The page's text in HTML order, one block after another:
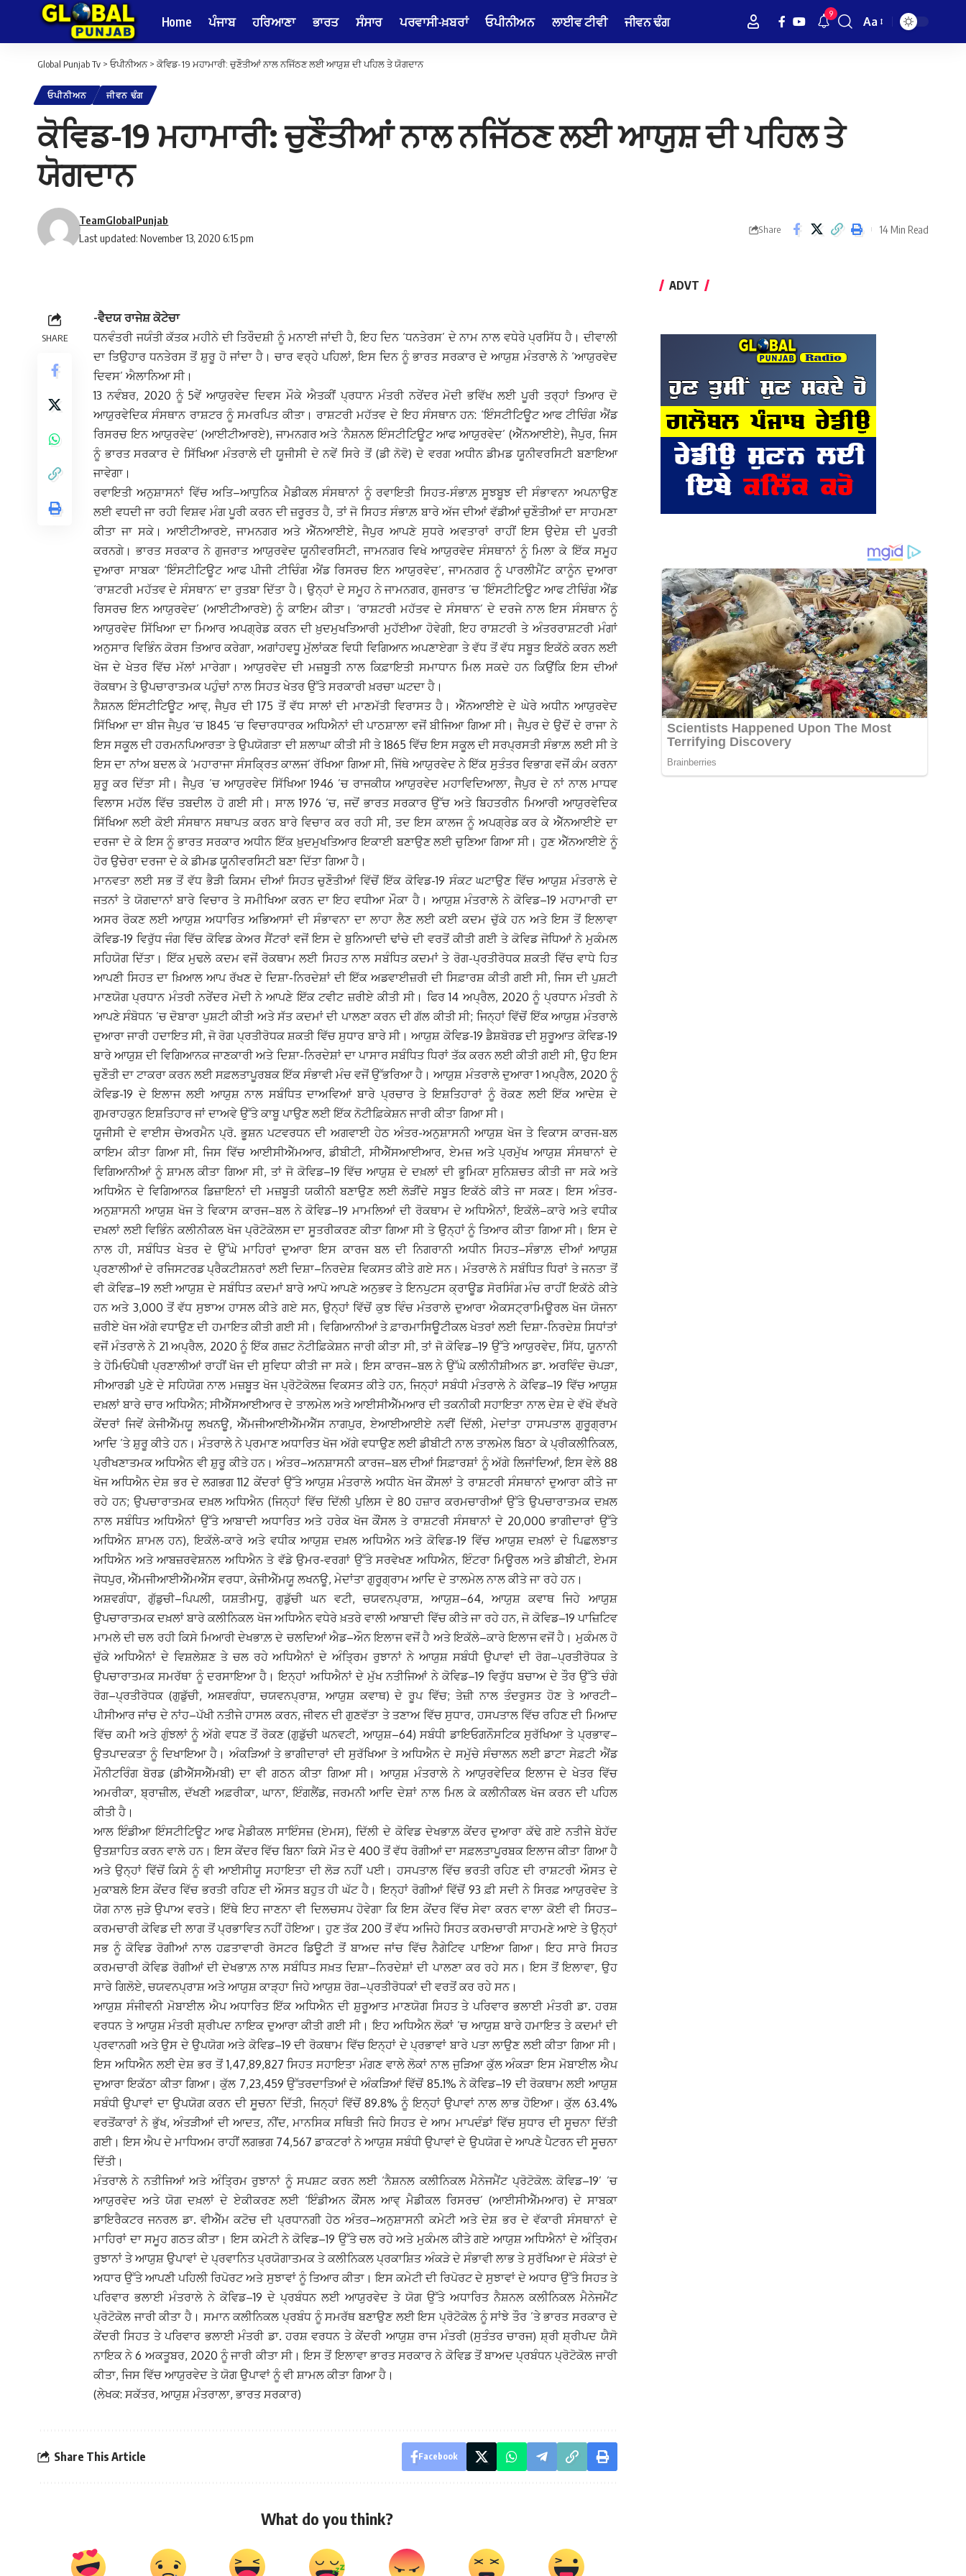
Home ਪੰਜਾਬ ਹਰਿਆਣਾ ਭਾਰਤ ਸੰਸਾਰ ਪਰਵਾਸੀ-ਖ਼ਬਰਾਂ ਓਪੀਨੀਅਨ ਲਾਈਵ ਟੀਵੀ ਜੀਵਨ ਢੰਗ 9
Font
Aa
Global Punjab Tv > ਓਪੀਨੀਅਨ> ਕੋਵਿਡ-19 ਮਹਾਮਾਰੀ: ਚੁਣੌਤੀਆਂ ਨਾਲ ਨਜਿੱਠਣ ਲਈ ਆਯੁਸ਼ ਦੀ ਪਹਿਲ ਤੇ ਯੋਗਦਾਨ
ਓਪੀਨੀਅਨ ਜੀਵਨ ਢੰਗ
ਕੋਵਿਡ-19 ਮਹਾਮਾਰੀ: ਚੁਣੌਤੀਆਂ ਨਾਲ ਨਜਿੱਠਣ ਲਈ ਆਯੁਸ਼ ਦੀ ਪਹਿਲ ਤੇ
ਯੋਗਦਾਨ
Last updated: November 13, 2020 6:15 pm
TeamGlobalPunjab
Share 14 Min Read
SHARE
-ਵੈਦਯ ਰਾਜੇਸ਼ ਕੋਟੇਚਾ
ਧਨਵੰਤਰੀ ਜਯੰਤੀ ਕੱਤਕ ਮਹੀਨੇ ਦੀ ਤਿਰੌਦਸ਼ੀ ਨੂੰ ਮਨਾਈ ਜਾਂਦੀ ਹੈ, ਇਹ ਦਿਨ ‘ਧਨਤੇਰਸ’ ਦੇ ਨਾਮ ਨਾਲ ਵਧੇਰੇ ਪ੍ਰਸਿੱਧ ਹੈ। ਦੀਵਾਲੀ
ਦਾ ਤਿਉਹਾਰ ਧਨਤੇਰਸ ਤੋਂ ਸ਼ੁਰੂ ਹੋ ਜਾਂਦਾ ਹੈ। ਚਾਰ ਵਰ੍ਹੇ ਪਹਿਲਾਂ, ਇਸ ਦਿਨ ਨੂੰ ਭਾਰਤ ਸਰਕਾਰ ਦੇ ਆਯੁਸ਼ ਮੰਤਰਾਲੇ ਨੇ ‘ਆਯੁਰਵੇਦ
ਦਿਵਸ’ ਐਲਾਨਿਆ ਸੀ।
13 ਨਵੰਬਰ, 2020 ਨੂੰ 5ਵੇਂ ਆਯੁਰਵੇਦ ਦਿਵਸ ਮੌਕੇ ਐਤਕੀਂ ਪ੍ਰਧਾਨ ਮੰਤਰੀ ਨਰੇਂਦਰ ਮੋਦੀ ਭਵਿੱਖ ਲਈ ਪੂਰੀ ਤਰ੍ਹਾਂ ਤਿਆਰ ਦੋ
ਆਯੁਰਵੇਦਿਕ ਸੰਸਥਾਨ ਰਾਸ਼ਟਰ ਨੂੰ ਸਮਰਪਿਤ ਕੀਤਾ। ਰਾਸ਼ਟਰੀ ਮਹੱਤਵ ਦੇ ਇਹ ਸੰਸਥਾਨ ਹਨ: ‘ਇੰਸਟੀਟਿਊਟ ਆਫ ਟੀਚਿੰਗ ਐਂਡ
ਰਿਸਰਚ ਇਨ ਆਯੁਰਵੇਦ’ (ਆਈਟੀਆਰਏ), ਜਾਮਨਗਰ ਅਤੇ ‘ਨੈਸ਼ਨਲ ਇੰਸਟੀਟਿਊਟ ਆਫ ਆਯੁਰਵੇਦ’ (ਐੱਨਆਈਏ), ਜੈਪੁਰ, ਜਿਸ
ਨੂੰ ਭਾਰਤ ਸਰਕਾਰ ਦੇ ਸਿੱਖਿਆ ਮੰਤਰਾਲੇ ਦੀ ਯੂਜੀਸੀ ਦੇ ਨਵੇਂ ਸਿਰੇ ਤੋਂ (ਡੀ ਨੋਵੋ) ਦੇ ਵਰਗ ਅਧੀਨ ਡੀਮਡ ਯੂਨੀਵਰਸਿਟੀ ਬਣਾਇਆ
ਜਾਵੇਗਾ।
ਰਵਾਇਤੀ ਅਨੁਸ਼ਾਸਨਾਂ ਵਿੱਚ ਅਤਿ–ਆਧੁਨਿਕ ਮੈਡੀਕਲ ਸੰਸਥਾਨਾਂ ਨੂੰ ਰਵਾਇਤੀ ਸਿਹਤ-ਸੰਭਾਲ਼ ਸੂਝਬੂਝ ਦੀ ਸੰਭਾਵਨਾ ਅਪਨਾਉਣ
ਲਈ ਵਧਦੀ ਜਾ ਰਹੀ ਵਿਸ਼ਵ ਮੰਗ ਪੂਰੀ ਕਰਨ ਦੀ ਜ਼ਰੂਰਤ ਹੈ, ਤਾਂ ਜੋ ਸਿਹਤ ਸੰਭਾਲ਼ ਬਾਰੇ ਅੱਜ ਦੀਆਂ ਵੱਡੀਆਂ ਚੁਣੌਤੀਆਂ ਦਾ ਸਾਹਮਣਾ
ਕੀਤਾ ਜਾ ਸਕੇ। ਆਈਟੀਆਰਏ, ਜਾਮਨਗਰ ਅਤੇ ਐੱਨਆਈਏ, ਜੈਪੁਰ ਆਪਣੇ ਸੁਧਰੇ ਅਵਤਾਰਾਂ ਰਾਹੀਂ ਇਸ ਉਦੇਸ਼ ਦੀ ਪੂਰਤੀ
ਕਰਨਗੇ। ਭਾਰਤ ਸਰਕਾਰ ਨੇ ਗੁਜਰਾਤ ਆਯੁਰਵੇਦ ਯੂਨੀਵਰਸਿਟੀ, ਜਾਮਨਗਰ ਵਿਖੇ ਆਯੁਰਵੇਦ ਸੰਸਥਾਨਾਂ ਨੂੰ ਮਿਲਾ ਕੇ ਇੱਕ ਸਮੂਹ
ਦੁਆਰਾ ਸਾਬਕਾ ‘ਇੰਸਟੀਟਿਊਟ ਆਫ ਪੀਜੀ ਟੀਚਿੰਗ ਐਂਡ ਰਿਸਰਚ ਇਨ ਆਯੁਰਵੇਦ’, ਜਾਮਨਗਰ ਨੂੰ ਪਾਰਲੀਮੈਂਟ ਕਾਨੂੰਨ ਦੁਆਰਾ
‘ਰਾਸ਼ਟਰੀ ਮਹੱਤਵ ਦੇ ਸੰਸਥਾਨ’ ਦਾ ਰੁਤਬਾ ਦਿੱਤਾ ਹੈ। ਉਨ੍ਹਾਂ ਦੇ ਸਮੂਹ ਨੇ ਜਾਮਨਗਰ, ਗੁਜਰਾਤ ’ਚ ‘ਇੰਸਟੀਟਿਊਟ ਆਫ ਟੀਚਿੰਗ ਐਂਡ
ਰਿਸਰਚ ਇਨ ਆਯੁਰਵੇਦ’ (ਆਈਟੀਆਰਏ) ਨੂੰ ਕਾਇਮ ਕੀਤਾ। ‘ਰਾਸ਼ਟਰੀ ਮਹੱਤਵ ਦੇ ਸੰਸਥਾਨ’ ਦੇ ਦਰਜੇ ਨਾਲ ਇਸ ਸੰਸਥਾਨ ਨੂੰ
ਆਯੁਰਵੇਦ ਸਿੱਖਿਆ ਦਾ ਮਿਆਰ ਅਪਗ੍ਰੇਡ ਕਰਨ ਦੀ ਖ਼ੁਦਮੁਖਤਿਆਰੀ ਮੁਹੱਈਆ ਹੋਵੇਗੀ, ਇਹ ਰਾਸ਼ਟਰੀ ਤੇ ਅੰਤਰਰਾਸ਼ਟਰੀ ਮੰਗਾਂ
ਅਨੁਸਾਰ ਵਿਭਿੰਨ ਕੋਰਸ ਤਿਆਰ ਕਰੇਗਾ, ਅਗਾਂਹਵਧੂ ਮੁੱਲਾਂਕਣ ਵਿਧੀ ਵਿਗਿਆਨ ਅਪਣਾਏਗਾ ਤੇ ਵੱਧ ਤੋਂ ਵੱਧ ਸਬੂਤ ਇਕੱਠੇ ਕਰਨ ਲਈ
ਖੋਜ ਦੇ ਖੇਤਰ ਵਿੱਚ ਮੱਲਾਂ ਮਾਰੇਗਾ। ਆਯੁਰਵੇਦ ਦੀ ਮਜ਼ਬੂਤੀ ਨਾਲ ਕਿਫ਼ਾਇਤੀ ਸਮਾਧਾਨ ਮਿਲ ਸਕਦੇ ਹਨ ਕਿਉਂਕਿ ਇਸ ਦੀਆਂ
ਰੋਕਥਾਮ ਤੇ ਉਪਚਾਰਾਤਮਕ ਪਹੁੰਚਾਂ ਨਾਲ ਸਿਹਤ ਖੇਤਰ ਉੱਤੇ ਸਰਕਾਰੀ ਖ਼ਰਚਾ ਘਟਦਾ ਹੈ।
ਨੈਸ਼ਨਲ ਇੰਸਟੀਟਿਊਟ ਆਵ੍, ਜੈਪੁਰ ਦੀ 175 ਤੋਂ ਵੱਧ ਸਾਲਾਂ ਦੀ ਮਾਣਮੱਤੀ ਵਿਰਾਸਤ ਹੈ। ਐੱਨਆਈਏ ਦੇ ਘੇਰੇ ਅਧੀਨ ਆਯੁਰਵੇਦ
ਸਿੱਖਿਆ ਦਾ ਬੀਜ ਜੈਪੁਰ ’ਚ 1845 ’ਚ ਵਿਚਾਰਧਾਰਕ ਅਧਿਐਨਾਂ ਦੀ ਪਾਠਸ਼ਾਲਾ ਵਜੋਂ ਬੀਜਿਆ ਗਿਆ ਸੀ। ਜੈਪੁਰ ਦੇ ਉਦੋਂ ਦੇ ਰਾਜਾ ਨੇ
ਇਸ ਸਕੂਲ ਦੀ ਹਰਮਨਪਿਆਰਤਾ ਤੇ ਉਪਯੋਗਤਾ ਦੀ ਸ਼ਲਾਘਾ ਕੀਤੀ ਸੀ ਤੇ 1865 ਵਿੱਚ ਇਸ ਸਕੂਲ ਦੀ ਸਰਪ੍ਰਸਤੀ ਸੰਭਾਲ਼ ਲਈ ਸੀ ਤੇ
ਇਸ ਦਾ ਨਾਂਅ ਬਦਲ ਕੇ ‘ਮਹਾਰਾਜਾ ਸੰਸਕ੍ਰਿਤ ਕਾਲਜ’ ਰੱਖਿਆ ਗਿਆ ਸੀ, ਜਿੱਥੇ ਆਯੁਰਵੇਦ ਨੇ ਇੱਕ ਸੁਤੰਤਰ ਵਿਭਾਗ ਵਜੋਂ ਕੰਮ ਕਰਨਾ
ਸ਼ੁਰੂ ਕਰ ਦਿੱਤਾ ਸੀ। ਜੈਪੁਰ ’ਚ ਆਯੁਰਵੇਦ ਸਿੱਖਿਆ 1946 ’ਚ ਰਾਜਕੀਯ ਆਯੁਰਵੇਦ ਮਹਾਵਿਦਿਆਲਾ, ਜੈਪੁਰ ਦੇ ਨਾਂ ਨਾਲ ਮਾਧਵ
ਵਿਲਾਸ ਮਹੱਲ ਵਿੱਚ ਤਬਦੀਲ ਹੋ ਗਈ ਸੀ। ਸਾਲ 1976 ’ਚ, ਜਦੋਂ ਭਾਰਤ ਸਰਕਾਰ ਉੱਚ ਅਤੇ ਬਿਹਤਰੀਨ ਮਿਆਰੀ ਆਯੁਰਵੇਦਿਕ
ਸਿੱਖਿਆ ਲਈ ਕੋਈ ਸੰਸਥਾਨ ਸਥਾਪਤ ਕਰਨ ਬਾਰੇ ਵਿਚਾਰ ਕਰ ਰਹੀ ਸੀ, ਤਦ ਇਸ ਕਾਲਜ ਨੂੰ ਅਪਗ੍ਰੇਡ ਕਰ ਕੇ ਐੱਨਆਈਏ ਦਾ
ਦਰਜਾ ਦੇ ਕੇ ਇਸ ਨੂੰ ਭਾਰਤ ਸਰਕਾਰ ਅਧੀਨ ਇੱਕ ਖ਼ੁਦਮੁਖਤਿਆਰ ਇਕਾਈ ਬਣਾਉਣ ਲਈ ਚੁਣਿਆ ਗਿਆ ਸੀ। ਹੁਣ ਐੱਨਆਈਏ ਨੂੰ
ਹੋਰ ਉਚੇਰਾ ਦਰਜਾ ਦੇ ਕੇ ਡੀਮਡ ਯੂਨੀਵਰਸਿਟੀ ਬਣਾ ਦਿੱਤਾ ਗਿਆ ਹੈ।
ਮਾਨਵਤਾ ਲਈ ਸਭ ਤੋਂ ਵੱਧ ਭੈੜੀ ਕਿਸਮ ਦੀਆਂ ਸਿਹਤ ਚੁਣੌਤੀਆਂ ਵਿੱਚੋਂ ਇੱਕ ਕੋਵਿਡ-19 ਸੰਕਟ ਘਟਾਉਣ ਵਿੱਚ ਆਯੁਸ਼ ਮੰਤਰਾਲੇ ਦੇ
ਜਤਨਾਂ ਤੇ ਯੋਗਦਾਨਾਂ ਬਾਰੇ ਵਿਚਾਰ ਤੇ ਸਮੀਖਿਆ ਕਰਨ ਦਾ ਇਹ ਵਧੀਆ ਮੌਕਾ ਹੈ। ਆਯੁਸ਼ ਮੰਤਰਾਲੇ ਨੇ ਕੋਵਿਡ–19 ਮਹਾਮਾਰੀ ਦਾ
ਅਸਰ ਰੋਕਣ ਲਈ ਆਯੁਸ਼ ਅਧਾਰਿਤ ਅਭਿਆਸਾਂ ਦੀ ਸੰਭਾਵਨਾ ਦਾ ਲਾਹਾ ਲੈਣ ਲਈ ਕਈ ਕਦਮ ਚੁੱਕੇ ਹਨ ਅਤੇ ਇਸ ਤੋਂ ਇਲਾਵਾ
ਕੋਵਿਡ-19 ਵਿਰੁੱਧ ਜੰਗ ਵਿੱਚ ਕੋਵਿਡ ਕੇਅਰ ਸੈਂਟਰਾਂ ਵਜੋਂ ਇਸ ਦੇ ਬੁਨਿਆਦੀ ਢਾਂਚੇ ਦੀ ਵਰਤੋਂ ਕੀਤੀ ਗਈ ਤੇ ਕੋਵਿਡ ਜੋਧਿਆਂ ਨੇ ਮੁਕੰਮਲ
ਸਹਿਯੋਗ ਦਿੱਤਾ। ਇੱਕ ਮੁਢਲੇ ਕਦਮ ਵਜੋਂ ਰੋਕਥਾਮ ਲਈ ਸਿਹਤ ਨਾਲ ਸਬੰਧਿਤ ਕਦਮਾਂ ਤੇ ਰੋਗ-ਪ੍ਰਤੀਰੋਧਕ ਸ਼ਕਤੀ ਵਿੱਚ ਵਾਧੇ ਹਿਤ
ਆਪਣੀ ਸਿਹਤ ਦਾ ਖ਼ਿਆਲ ਆਪ ਰੱਖਣ ਦੇ ਦਿਸ਼ਾ-ਨਿਰਦੇਸ਼ਾਂ ਦੀ ਇੱਕ ਅਡਵਾਈਜ਼ਰੀ ਦੀ ਸਿਫ਼ਾਰਸ਼ ਕੀਤੀ ਗਈ ਸੀ, ਜਿਸ ਦੀ ਪੁਸ਼ਟੀ
ਮਾਣਯੋਗ ਪ੍ਰਧਾਨ ਮੰਤਰੀ ਨਰੇਂਦਰ ਮੋਦੀ ਨੇ ਆਪਣੇ ਇੱਕ ਟਵੀਟ ਜ਼ਰੀਏ ਕੀਤੀ ਸੀ। ਫਿਰ 14 ਅਪ੍ਰੈਲ, 2020 ਨੂੰ ਪ੍ਰਧਾਨ ਮੰਤਰੀ ਨੇ
ਆਪਣੇ ਸੰਬੋਧਨ ’ਚ ਦੋਬਾਰਾ ਪੁਸ਼ਟੀ ਕੀਤੀ ਅਤੇ ਸੱਤ ਕਦਮਾਂ ਦੀ ਪਾਲਣਾ ਕਰਨ ਦੀ ਗੱਲ ਕੀਤੀ ਸੀ; ਜਿਨ੍ਹਾਂ ਵਿੱਚੋਂ ਇੱਕ ਆਯੁਸ਼ ਮੰਤਰਾਲੇ
ਦੁਆਰਾ ਜਾਰੀ ਹਦਾਇਤ ਸੀ, ਜੋ ਰੋਗ ਪ੍ਰਤੀਰੋਧਕ ਸ਼ਕਤੀ ਵਿੱਚ ਸੁਧਾਰ ਬਾਰੇ ਸੀ। ਆਯੁਸ਼ ਕੋਵਿਡ-19 ਡੈਸ਼ਬੋਰਡ ਦੀ ਸੁਰੂਆਤ ਕੋਵਿਡ-19
ਬਾਰੇ ਆਯੁਸ਼ ਦੀ ਵਿਗਿਆਨਕ ਜਾਣਕਾਰੀ ਅਤੇ ਦਿਸ਼ਾ-ਨਿਰਦੇਸ਼ਾਂ ਦਾ ਪਾਸਾਰ ਸਬੰਧਿਤ ਧਿਰਾਂ ਤੱਕ ਕਰਨ ਲਈ ਕੀਤੀ ਗਈ ਸੀ, ਉਹ ਇਸ
ਚੁਣੌਤੀ ਦਾ ਟਾਕਰਾ ਕਰਨ ਲਈ ਸਫ਼ਲਤਾਪੂਰਬਕ ਇੱਕ ਸੰਭਾਵੀ ਮੰਚ ਵਜੋਂ ਉੱਭਰਿਆ ਹੈ। ਆਯੁਸ਼ ਮੰਤਰਾਲੇ ਦੁਆਰਾ 1 ਅਪ੍ਰੈਲ, 2020 ਨੂੰ
ਕੋਵਿਡ-19 ਦੇ ਇਲਾਜ ਲਈ ਆਯੁਸ਼ ਨਾਲ ਸਬੰਧਿਤ ਦਾਅਵਿਆਂ ਬਾਰੇ ਪ੍ਰਚਾਰ ਤੇ ਇਸ਼ਤਿਹਾਰਾਂ ਨੂੰ ਰੋਕਣ ਲਈ ਇੱਕ ਆਦੇਸ਼ ਦੇ
ਗੁਮਰਾਹਕੁਨ ਇਸ਼ਤਿਹਾਰ ਜਾਂ ਦਾਅਵੇ ਉੱਤੇ ਕਾਬੂ ਪਾਉਣ ਲਈ ਇੱਕ ਨੋਟੀਫ਼ਿਕੇਸ਼ਨ ਜਾਰੀ ਕੀਤਾ ਗਿਆ ਸੀ।
ਯੂਜੀਸੀ ਦੇ ਵਾਈਸ ਚੇਅਰਮੈਨ ਪ੍ਰੋ. ਭੂਸ਼ਨ ਪਟਵਰਧਨ ਦੀ ਅਗਵਾਈ ਹੇਠ ਅੰਤਰ-ਅਨੁਸ਼ਾਸਨੀ ਆਯੁਸ਼ ਖੋਜ ਤੇ ਵਿਕਾਸ ਕਾਰਜ-ਬਲ
ਕਾਇਮ ਕੀਤਾ ਗਿਆ ਸੀ, ਜਿਸ ਵਿੱਚ ਆਈਸੀਐੱਮਆਰ, ਡੀਬੀਟੀ, ਸੀਐੱਸਆਈਆਰ, ਏਮਜ਼ ਅਤੇ ਪ੍ਰਮੁੱਖ ਆਯੁਸ਼ ਸੰਸਥਾਨਾਂ ਦੇ
ਵਿਗਿਆਨੀਆਂ ਨੂੰ ਸ਼ਾਮਲ ਕੀਤਾ ਗਿਆ ਸੀ, ਤਾਂ ਜੋ ਕੋਵਿਡ–19 ਵਿੱਚ ਆਯੁਸ਼ ਦੇ ਦਖ਼ਲਾਂ ਦੀ ਭੂਮਿਕਾ ਸੁਨਿਸ਼ਚਤ ਕੀਤੀ ਜਾ ਸਕੇ ਅਤੇ
ਅਧਿਐਨ ਦੇ ਵਿਗਿਆਨਕ ਡਿਜ਼ਾਇਨਾਂ ਦੀ ਮਜ਼ਬੂਤੀ ਯਕੀਨੀ ਬਣਾਉਣ ਲਈ ਲੋੜੀਂਦੇ ਸਬੂਤ ਇਕੱਠੇ ਕੀਤੇ ਜਾ ਸਕਣ। ਇਸ ਅੰਤਰ-
ਅਨੁਸ਼ਾਸਨੀ ਆਯੁਸ਼ ਖੋਜ ਤੇ ਵਿਕਾਸ ਕਾਰਜ–ਬਲ ਨੇ ਕੋਵਿਡ–19 ਮਾਮਲਿਆਂ ਦੀ ਰੋਕਥਾਮ ਦੇ ਅਧਿਐਨਾਂ, ਇਕੱਲੇ–ਕਾਰੇ ਅਤੇ ਵਧੀਕ
ਦਖ਼ਲਾਂ ਲਈ ਵਿਭਿੰਨ ਕਲੀਨੀਕਲ ਖੋਜ ਪ੍ਰੋਟੋਕੋਲਸ ਦਾ ਸੂਤਰੀਕਰਣ ਕੀਤਾ ਗਿਆ ਸੀ ਤੇ ਉਨ੍ਹਾਂ ਨੂੰ ਤਿਆਰ ਕੀਤਾ ਗਿਆ ਸੀ। ਇਸ ਦੇ
ਨਾਲ ਹੀ, ਸਬੰਧਿਤ ਖੇਤਰ ਦੇ ਉੱਘੇ ਮਾਹਿਰਾਂ ਦੁਆਰਾ ਇਸ ਕਾਰਜ ਬਲ ਦੀ ਨਿਗਰਾਨੀ ਅਧੀਨ ਸਿਹਤ–ਸੰਭਾਲ਼ ਦੀਆਂ ਆਯੁਸ਼
ਪ੍ਰਣਾਲੀਆਂ ਦੇ ਰਜਿਸਟਰਡ ਪ੍ਰੈਕਟੀਸ਼ਨਰਾਂ ਲਈ ਦਿਸ਼ਾ–ਨਿਰਦੇਸ਼ ਵਿਕਸਤ ਕੀਤੇ ਗਏ ਸਨ। ਮੰਤਰਾਲੇ ਨੇ ਸਬੰਧਿਤ ਧਿਰਾਂ ਤੇ ਜਨਤਾ ਤੋਂ
ਵੀ ਕੋਵਿਡ–19 ਲਈ ਆਯੁਸ਼ ਦੇ ਸਬੰਧਿਤ ਕਦਮਾਂ ਬਾਰੇ ਆਪੋ ਆਪਣੇ ਅਨੁਭਵ ਤੇ ਇਨਪੁਟਸ ਕ੍ਰਾਊਡ ਸੋਰਸਿੰਗ ਮੰਚ ਰਾਹੀਂ ਇਕੱਠੇ ਕੀਤੇ
ਹਨ ਅਤੇ 3,000 ਤੋਂ ਵੱਧ ਸੁਝਾਅ ਹਾਸਲ ਕੀਤੇ ਗਏ ਸਨ, ਉਨ੍ਹਾਂ ਵਿੱਚੋਂ ਕੁਝ ਵਿੰਚ ਮੰਤਰਾਲੇ ਦੁਆਰਾ ਐਕਸਟ੍ਰਾਮਿਊਰਲ ਖੋਜ ਯੋਜਨਾ
ਜ਼ਰੀਏ ਖੋਜ ਅੱਗੇ ਵਧਾਉਣ ਦੀ ਹਮਾਇਤ ਕੀਤੀ ਗਈ ਸੀ। ਵਿਗਿਆਨੀਆਂ ਤੇ ਫ਼ਾਰਮਾਸਿਊਟੀਕਲ ਖੇਤਰਾਂ ਲਈ ਦਿਸ਼ਾ-ਨਿਰਦੇਸ਼ ਸਿਧਾਂਤਾਂ
ਵਜੋਂ ਮੰਤਰਾਲੇ ਨੇ 21 ਅਪ੍ਰੈਲ, 2020 ਨੂੰ ਇੱਕ ਗਜ਼ਟ ਨੋਟੀਫ਼ਿਕੇਸ਼ਨ ਜਾਰੀ ਕੀਤਾ ਸੀ, ਤਾਂ ਜੋ ਕੋਵਿਡ–19 ਉੱਤੇ ਆਯੁਰਵੇਦ, ਸਿੱਧ, ਯੂਨਾਨੀ
ਤੇ ਹੋਮਿਓਪੈਥੀ ਪ੍ਰਣਾਲੀਆਂ ਰਾਹੀਂ ਖੋਜ ਦੀ ਸੁਵਿਧਾ ਕੀਤੀ ਜਾ ਸਕੇ। ਇਸ ਕਾਰਜ–ਬਲ ਨੇ ਉੱਘੇ ਕਲੀਨੀਸ਼ੀਅਨ ਡਾ. ਅਰਵਿੰਦ ਚੋਪੜਾ,
ਸੀਆਰਡੀ ਪੁਣੇ ਦੇ ਸਹਿਯੋਗ ਨਾਲ ਮਜ਼ਬੂਤ ਖੋਜ ਪ੍ਰੋਟੋਕੋਲਜ਼ ਵਿਕਸਤ ਕੀਤੇ ਹਨ, ਜਿਨ੍ਹਾਂ ਸਬੰਧੀ ਮੰਤਰਾਲੇ ਨੇ ਕੋਵਿਡ–19 ਵਿੱਚ ਆਯੁਸ਼
ਦਖ਼ਲਾਂ ਬਾਰੇ ਚਾਰ ਅਧਿਐਨ; ਸੀਐੱਸਆਈਆਰ ਦੇ ਤਾਲਮੇਲ ਅਤੇ ਆਈਸੀਐੱਮਆਰ ਦੀ ਤਕਨੀਕੀ ਸਹਾਇਤਾ ਨਾਲ ਦੇਸ਼ ਦੇ ਵੱਖੋ ਵੱਖਰੇ
ਕੇਂਦਰਾਂ ਜਿਵੇਂ ਕੇਜੀਐੱਮਯੂ ਲਖਨਊ, ਐੱਮਜੀਆਈਐੱਮਐੱਸ ਨਾਗਪੁਰ, ਏਆਈਆਈਏ ਨਵੀਂ ਦਿੱਲੀ, ਮੇਦਾਂਤਾ ਹਾਸਪਤਾਲ ਗੁਰੂਗ੍ਰਾਮ
ਆਦਿ ’ਤੇ ਸ਼ੁਰੂ ਕੀਤੇ ਹਨ। ਮੰਤਰਾਲੇ ਨੇ ਪ੍ਰਮਾਣ ਅਧਾਰਿਤ ਖੋਜ ਅੱਗੇ ਵਧਾਉਣ ਲਈ ਡੀਬੀਟੀ ਨਾਲ ਤਾਲਮੇਲ ਬਿਠਾ ਕੇ ਪ੍ਰੀਕਲੀਨਿਕਲ,
ਪ੍ਰੀਖਣਾਤਮਕ ਅਧਿਐਨ ਵੀ ਸ਼ੁਰੂ ਕੀਤੇ ਹਨ। ਅੰਤਰ–ਅਨਸ਼ਾਸਨੀ ਕਾਰਜ–ਬਲ ਦੀਆਂ ਸਿਫ਼ਾਰਸ਼ਾਂ ਨੂੰ ਅੱਗੇ ਲਿਜਾਂਦਿਆਂ, ਇਸ ਵੇਲੇ 88
ਖੋਜ ਅਧਿਐਨ ਦੇਸ਼ ਭਰ ਦੇ ਲਗਭਗ 112 ਕੇਂਦਰਾਂ ਉੱਤੇ ਆਯੁਸ਼ ਮੰਤਰਾਲੇ ਅਧੀਨ ਖੋਜ ਕੌਂਸਲਾਂ ਤੇ ਰਾਸ਼ਟਰੀ ਸੰਸਥਾਨਾਂ ਦੁਆਰਾ ਕੀਤੇ ਜਾ
ਰਹੇ ਹਨ; ਉਪਚਾਰਾਤਮਕ ਦਖ਼ਲ ਅਧਿਐਨ (ਜਿਨ੍ਹਾਂ ਵਿੱਚ ਦਿੱਲੀ ਪੁਲਿਸ ਦੇ 80 ਹਜ਼ਾਰ ਕਰਮਚਾਰੀਆਂ ਉੱਤੇ ਉਪਚਾਰਾਤਮਕ ਦਖ਼ਲ
ਨਾਲ ਸਬੰਧਿਤ ਅਧਿਐਨਾਂ ਉੱਤੇ ਆਬਾਦੀ ਅਧਾਰਿਤ ਅਤੇ ਹਰੇਕ ਖੋਜ ਕੌਂਸਲ ਤੇ ਰਾਸ਼ਟਰੀ ਸੰਸਥਾਨਾਂ ਦੇ 20,000 ਭਾਗੀਦਾਰਾਂ ਉੱਤੇ
ਅਧਿਐਨ ਸ਼ਾਮਲ ਹਨ), ਇਕੱਲੇ-ਕਾਰੇ ਅਤੇ ਵਧੀਕ ਆਯੁਸ਼ ਦਖ਼ਲ ਅਧਿਐਨ ਅਤੇ ਕੋਵਿਡ-19 ਵਿੱਚ ਆਯੁਸ਼ ਦਖ਼ਲਾਂ ਦੇ ਪਿਛਲਝਾਤ
ਅਧਿਐਨ ਅਤੇ ਆਬਜ਼ਰਵੇਸ਼ਨਲ ਅਧਿਐਨ ਤੇ ਵੱਡੇ ਉਮਰ-ਵਰਗਾਂ ਉੱਤੇ ਸਰਵੇਖਣ ਅਧਿਐਨ, ਇੰਟਰਾ ਮਿਊਰਲ ਅਤੇ ਡੀਬੀਟੀ, ਏਮਸ
ਜੋਧਪੁਰ, ਐੱਮਜੀਆਈਐੱਮਐੱਸ ਵਰਧਾ, ਕੇਜੀਐੱਮਯੂ ਲਖਨਊ, ਮੇਦਾਂਤਾ ਗੁਰੂਗ੍ਰਾਮ ਆਦਿ ਦੇ ਤਾਲਮੇਲ ਨਾਲ ਕੀਤੇ ਜਾ ਰਹੇ ਹਨ।
ਅਸ਼ਵਗੰਧਾ, ਗੁੱਡੁਚੀ–ਪਿਪਲੀ, ਯਸ਼ਤੀਮਧੂ, ਗੁਡੁੱਚੀ ਘਨ ਵਟੀ, ਚਯਵਨਪ੍ਰਾਸ਼, ਆਯੁਸ਼–64, ਆਯੁਸ਼ ਕਵਾਥ ਜਿਹੇ ਆਯੁਸ਼
ਉਪਚਾਰਾਤਮਕ ਦਖ਼ਲਾਂ ਬਾਰੇ ਕਲੀਨਿਕਲ ਖੋਜ ਅਧਿਐਨ ਵਧੇਰੇ ਖ਼ਤਰੇ ਵਾਲੀ ਆਬਾਦੀ ਵਿੱਚ ਕੀਤੇ ਜਾ ਰਹੇ ਹਨ, ਜੋ ਕੋਵਿਡ–19 ਪਾਜ਼ਿਟਿਵ
ਮਾਮਲੇ ਦੀ ਚਲ ਰਹੀ ਕਿਸੇ ਮਿਆਰੀ ਦੇਖਭਾਲ਼ ਦੇ ਚਲਦਿਆਂ ਐਡ–ਔਨ ਇਲਾਜ ਵਜੋਂ ਹੈ ਅਤੇ ਇਕੱਲੇ–ਕਾਰੇ ਇਲਾਜ ਵਜੋਂ ਹੈ। ਮੁਕੰਮਲ ਹੋ
ਚੁੱਕੇ ਅਧਿਐਨਾਂ ਦੇ ਵਿਸ਼ਲੇਸ਼ਣ ਤੇ ਚਲ ਰਹੇ ਅਧਿਐਨਾਂ ਦੇ ਅੰਤ੍ਰਿਮ ਰੁਝਾਨਾਂ ਨੇ ਆਯੁਸ਼ ਸਬੰਧੀ ਉਪਾਵਾਂ ਦੀ ਰੋਗ–ਪ੍ਰਤੀਰੋਧਕ ਤੇ
ਉਪਚਾਰਾਤਮਕ ਸਮਰੱਥਾ ਨੂੰ ਦਰਸਾਇਆ ਹੈ। ਇਨ੍ਹਾਂ ਅਧਿਐਨਾਂ ਦੇ ਮੁੱਖ ਨਤੀਜਿਆਂ ਨੇ ਕੋਵਿਡ–19 ਵਿਰੁੱਧ ਬਚਾਅ ਦੇ ਤੌਰ ਉੱਤੇ ਚੰਗੇ
ਰੋਗ–ਪ੍ਰਤੀਰੋਧਕ (ਗੁਡੁੱਚੀ, ਅਸ਼ਵਗੰਧਾ, ਚਯਵਨਪ੍ਰਾਸ਼, ਆਯੁਸ਼ ਕਵਾਥ) ਦੇ ਰੂਪ ਵਿੱਚ; ਤੇਜ਼ੀ ਨਾਲ ਤੰਦਰੁਸਤ ਹੋਣ ਤੇ ਆਰਟੀ–
ਪੀਸੀਆਰ ਜਾਂਚ ਦੇ ਨਾਂਹ–ਪੱਖੀ ਨਤੀਜੇ ਹਾਸਲ ਕਰਨ, ਜੀਵਨ ਦੀ ਗੁਣਵੱਤਾ ਤੇ ਤਣਾਅ ਵਿੱਚ ਸੁਧਾਰ, ਹਸਪਤਾਲ ਵਿੱਚ ਰਹਿਣ ਦੀ ਮਿਆਦ
ਵਿੱਚ ਕਮੀ ਅਤੇ ਗੁੰਝਲਾਂ ਨੂੰ ਅੱਗੇ ਵਧਣ ਤੋਂ ਰੋਕਣ (ਗੁਡੁੱਚੀ ਘਨਵਟੀ, ਆਯੁਸ਼–64) ਸਬੰਧੀ ਡਾਇਓਗਨੌਸਟਿਕ ਸੁਰੱਖਿਆ ਤੇ ਪ੍ਰਭਾਵ–
ਉਤਪਾਦਕਤਾ ਨੂੰ ਦਿਖਾਇਆ ਹੈ। ਅੰਕੜਿਆਂ ਤੇ ਭਾਗੀਦਾਰਾਂ ਦੀ ਸੁਰੱਖਿਆ ਤੇ ਅਧਿਐਨ ਦੇ ਸਮੁੱਚੇ ਸੰਚਾਲਨ ਲਈ ਡਾਟਾ ਸੇਫ਼ਟੀ ਐਂਡ
ਮੌਨੀਟਰਿੰਗ ਬੋਰਡ (ਡੀਐੱਸਐੱਮਬੀ) ਦਾ ਵੀ ਗਠਨ ਕੀਤਾ ਗਿਆ ਸੀ। ਆਯੁਸ਼ ਮੰਤਰਾਲੇ ਨੇ ਆਯੁਰਵੇਦਿਕ ਇਲਾਜ ਦੇ ਖੇਤਰ ਵਿੱਚ
ਅਮਰੀਕਾ, ਬ੍ਰਾਜ਼ੀਲ, ਦੱਖਣੀ ਅਫ਼ਰੀਕਾ, ਘਾਨਾ, ਇੰਗਲੈਂਡ, ਜਰਮਨੀ ਆਦਿ ਦੇਸ਼ਾਂ ਨਾਲ ਮਿਲ ਕੇ ਕਲੀਨੀਕਲ ਖੋਜ ਕਰਨ ਦੀ ਪਹਿਲ
ਕੀਤੀ ਹੈ।
ਆਲ ਇੰਡੀਆ ਇੰਸਟੀਟਿਊਟ ਆਫ ਮੈਡੀਕਲ ਸਾਇੰਸਜ਼ (ਏਮਸ), ਦਿੱਲੀ ਦੇ ਕੋਵਿਡ ਦੇਖਭਾਲ਼ ਕੇਂਦਰ ਦੁਆਰਾ ਕੱਢੇ ਗਏ ਨਤੀਜੇ ਬੇਹੱਦ
ਉਤਸ਼ਾਹਿਤ ਕਰਨ ਵਾਲੇ ਹਨ। ਇਸ ਕੇਂਦਰ ਵਿੱਚ ਬਿਨਾ ਕਿਸੇ ਮੌਤ ਦੇ 400 ਤੋਂ ਵੱਧ ਰੋਗੀਆਂ ਦਾ ਸਫ਼ਲਤਾਪੂਰਬਕ ਇਲਾਜ ਕੀਤਾ ਗਿਆ ਹੈ
ਅਤੇ ਉਨ੍ਹਾਂ ਵਿੱਚੋਂ ਕਿਸੇ ਨੂੰ ਵੀ ਆਈਸੀਯੂ ਸਹਾਇਤਾ ਦੀ ਲੋੜ ਨਹੀਂ ਪਈ। ਹਸਪਤਾਲ ਵਿੱਚ ਭਰਤੀ ਰਹਿਣ ਦੀ ਰਾਸ਼ਟਰੀ ਔਸਤ ਦੇ
ਮੁਕਾਬਲੇ ਇਸ ਕੇਂਦਰ ਵਿੱਚ ਭਰਤੀ ਰਹਿਣ ਦੀ ਔਸਤ ਬਹੁਤ ਹੀ ਘੱਟ ਹੈ। ਇਨ੍ਹਾਂ ਰੋਗੀਆਂ ਵਿੱਚੋਂ 93 ਫ਼ੀ ਸਦੀ ਨੇ ਸਿਰਫ਼ ਆਯੁਰਵੇਦ ਤੇ
ਯੋਗ ਨਾਲ ਜੁੜੇ ਉਪਾਅ ਵਰਤੇ। ਇੱਥੇ ਇਹ ਜਾਣਨਾ ਵੀ ਦਿਲਚਸਪ ਹੋਵੇਗਾ ਕਿ ਇਸ ਕੇਂਦਰ ਵਿੱਚ ਸੇਵਾ ਕਰਨ ਵਾਲਾ ਕੋਈ ਵੀ ਸਿਹਤ–
ਕਰਮਚਾਰੀ ਕੋਵਿਡ ਦੀ ਲਾਗ ਤੋਂ ਪ੍ਰਭਾਵਿਤ ਨਹੀਂ ਹੋਇਆ। ਹੁਣ ਤੱਕ 200 ਤੋਂ ਵੱਧ ਅਜਿਹੇ ਸਿਹਤ ਕਰਮਚਾਰੀ ਸਾਹਮਣੇ ਆਏ ਤੇ ਉਨ੍ਹਾਂ
ਸਭ ਨੂੰ ਕੋਵਿਡ ਰੋਗੀਆਂ ਨਾਲ ਹਫ਼ਤਾਵਾਰੀ ਰੋਸਟਰ ਡਿਊਟੀ ਤੋਂ ਬਾਅਦ ਜਾਂਚ ਵਿੱਚ ਨੈਗੇਟਿਵ ਪਾਇਆ ਗਿਆ। ਇਹ ਸਾਰੇ ਸਿਹਤ
ਕਰਮਚਾਰੀ ਕੋਵਿਡ ਰੋਗੀਆਂ ਦੀ ਦੇਖਭਾਲ਼ ਨਾਲ ਸਬੰਧਿਤ ਸਖ਼ਤ ਦਿਸ਼ਾ–ਨਿਰਦੇਸ਼ਾਂ ਦੀ ਪਾਲਣਾ ਕਰ ਰਹੇ ਸਨ। ਇਸ ਤੋਂ ਇਲਾਵਾ, ਉਹ
ਸਾਰੇ ਗਿਲੋਏ, ਚਯਵਨਪ੍ਰਾਸ਼ ਅਤੇ ਆਯੁਸ਼ ਕਾੜ੍ਹਾ ਜਿਹੇ ਆਯੁਸ਼ ਰੋਗ–ਪ੍ਰਤੀਰੋਧਕਾਂ ਦੀ ਵਰਤੋਂ ਕਰ ਰਹੇ ਸਨ।
ਆਯੁਸ਼ ਸੰਜੀਵਨੀ ਮੋਬਾਈਲ ਐਪ ਅਧਾਰਿਤ ਇੱਕ ਅਧਿਐਨ ਦੀ ਸ਼ੁਰੂਆਤ ਮਾਣਯੋਗ ਸਿਹਤ ਤੇ ਪਰਿਵਾਰ ਭਲਾਈ ਮੰਤਰੀ ਡਾ. ਹਰਸ਼
ਵਰਧਨ ਤੇ ਆਯੁਸ਼ ਮੰਤਰੀ ਸ਼੍ਰੀਪਦ ਨਾਇਕ ਦੁਆਰਾ ਕੀਤੀ ਗਈ ਸੀ। ਇਹ ਅਧਿਐਨ ਲੋਕਾਂ ’ਚ ਆਯੁਸ਼ ਬਾਰੇ ਹਮਾਇਤ ਤੇ ਕਦਮਾਂ ਦੀ
ਪ੍ਰਵਾਨਗੀ ਅਤੇ ਉਸ ਦੇ ਉਪਯੋਗ ਅਤੇ ਕੋਵਿਡ–19 ਦੀ ਰੋਕਥਾਮ ਵਿੱਚ ਇਨ੍ਹਾਂ ਦੇ ਪ੍ਰਭਾਵਾਂ ਬਾਰੇ ਪਤਾ ਲਾਉਣ ਲਈ ਕੀਤਾ ਗਿਆ ਸੀ।
ਇਸ ਅਧਿਐਨ ਲਈ ਦੇਸ਼ ਭਰ ਤੋਂ 1,47,89,827 ਸਿਹਤ ਸਹਾਇਤਾ ਮੰਗਣ ਵਾਲੇ ਲੋਕਾਂ ਨਾਲ ਜੁੜਿਆ ਕੁੱਲ ਅੰਕੜਾ ਇਸ ਮੋਬਾਈਲ ਐਪ
ਦੁਆਰਾ ਇਕੱਠਾ ਕੀਤਾ ਗਿਆ। ਕੁੱਲ 7,23,459 ਉੱਤਰਦਾਤਿਆਂ ਦੇ ਅੰਕੜਿਆਂ ਵਿੱਚੋਂ 85.1% ਨੇ ਕੋਵਿਡ–19 ਦੀ ਰੋਕਥਾਮ ਲਈ ਆਯੁਸ਼
ਸਬੰਧੀ ਉਪਾਵਾਂ ਦਾ ਉਪਯੋਗ ਕਰਨ ਦੀ ਸੂਚਨਾ ਦਿੱਤੀ, ਜਿਨ੍ਹਾਂ ਵਿੱਚੋਂ 89.8% ਨੂੰ ਇਨ੍ਹਾਂ ਉਪਾਵਾਂ ਨਾਲ ਲਾਭ ਹੋਇਆ। ਕੁੱਲ 63.4%
ਵਰਤੋਂਕਾਰਾਂ ਨੇ ਭੁੱਖ, ਅੰਤੜੀਆਂ ਦੀ ਆਦਤ, ਨੀਂਦ, ਮਾਨਸਿਕ ਸਥਿਤੀ ਜਿਹੇ ਸਿਹਤ ਦੇ ਆਮ ਮਾਪਦੰਡਾਂ ਵਿੱਚ ਸੁਧਾਰ ਦੀ ਸੂਚਨਾ ਦਿੱਤੀ
ਗਈ। ਇਸ ਐਪ ਦੇ ਮਾਧਿਅਮ ਰਾਹੀਂ ਲਗਭਗ 74,567 ਡਾਕਟਰਾਂ ਨੇ ਆਯੁਸ਼ ਸਬੰਧੀ ਉਪਾਵਾਂ ਦੇ ਉਪਯੋਗ ਦੇ ਆਪਣੇ ਪੈਟਰਨ ਦੀ ਸੂਚਨਾ
ਦਿੱਤੀ।
ਮੰਤਰਾਲੇ ਨੇ ਨਤੀਜਿਆਂ ਅਤੇ ਅੰਤ੍ਰਿਮ ਰੁਝਾਨਾਂ ਨੂੰ ਸਪਸ਼ਟ ਕਰਨ ਲਈ ‘ਨੈਸ਼ਨਲ ਕਲੀਨਿਕਲ ਮੈਨੇਜਮੈਂਟ ਪ੍ਰੋਟੋਕੋਲ: ਕੋਵਿਡ–19’ ’ਚ
ਆਯੁਰਵੇਦ ਅਤੇ ਯੋਗ ਦਖ਼ਲਾਂ ਦੇ ਏਕੀਕਰਣ ਲਈ ‘ਇੰਡੀਅਨ ਕੌਂਸਲ ਆਵ੍ ਮੈਡੀਕਲ ਰਿਸਰਚ’ (ਆਈਸੀਐੱਮਆਰ) ਦੇ ਸਾਬਕਾ
ਡਾਇਰੈਕਟਰ ਜਨਰਲ ਡਾ. ਵੀਐੱਮ ਕਟੋਚ ਦੀ ਪ੍ਰਧਾਨਗੀ ਹੇਠ ਅੰਤਰ–ਅਨੁਸ਼ਾਸਨੀ ਕਮੇਟੀ ਅਤੇ ਦੇਸ਼ ਭਰ ਦੇ ਵੱਕਾਰੀ ਸੰਸਥਾਨਾਂ ਦੇ
ਮਾਹਿਰਾਂ ਦਾ ਸਮੂਹ ਗਠਤ ਕੀਤਾ। ਇਸ ਕਮੇਟੀ ਨੇ ਕੋਵਿਡ–19 ਉੱਤੇ ਚਲ ਰਹੇ ਅਤੇ ਮੁਕੰਮਲ ਕੀਤੇ ਗਏ ਆਯੁਸ਼ ਅਧਿਐਨਾਂ ਦੇ ਅੰਤ੍ਰਿਮ
ਰੁਝਾਨਾਂ ਤੇ ਆਯੁਸ਼ ਉਪਾਵਾਂ ਦੇ ਪ੍ਰਵਾਨਿਤ ਪ੍ਰਯੋਗਾਤਮਕ ਤੇ ਕਲੀਨਿਕਲ ਪ੍ਰਕਾਸ਼ਿਤ ਅੰਕੜੇ ਦੇ ਸੰਭਾਵੀ ਲਾਭ ਤੇ ਸੁਰੱਖਿਆ ਦੇ ਸੰਕੇਤਾਂ ਦੇ
ਅਧਾਰ ਉੱਤੇ ਆਪਣੀ ਪਹਿਲੀ ਰਿਪੋਰਟ ਅਤੇ ਸੁਝਾਵਾਂ ਨੂੰ ਤਿਆਰ ਕੀਤਾ। ਇਸ ਕਮੇਟੀ ਦੀ ਰਿਪੋਰਟ ਦੇ ਸੁਝਾਵਾਂ ਦੇ ਅਧਾਰ ਉੱਤੇ ਸਿਹਤ ਤੇ
ਪਰਿਵਾਰ ਭਲਾਈ ਮੰਤਰਾਲੇ ਨੇ ਕੋਵਿਡ–19 ਦੇ ਪ੍ਰਬੰਧਨ ਲਈ ਆਯੁਰਵੇਦ ਤੇ ਯੋਗ ਉੱਤੇ ਅਧਾਰਿਤ ਨੈਸ਼ਨਲ ਕਲੀਨਿਕਲ ਮੈਨੇਜਮੈਂਟ
ਪ੍ਰੋਟੋਕੋਲ ਜਾਰੀ ਕੀਤਾ ਹੈ। ਸਮਾਨ ਕਲੀਨਿਕਲ ਪ੍ਰਬੰਧ ਨੂੰ ਸਮਰੱਥ ਬਣਾਉਣ ਲਈ ਇਸ ਪ੍ਰੋਟੋਕੋਲ ਨੂੰ ਸਾਂਝੇ ਤੌਰ ’ਤੇ ਭਾਰਤ ਸਰਕਾਰ ਦੇ
ਕੇਂਦਰੀ ਸਿਹਤ ਤੇ ਪਰਿਵਾਰ ਭਲਾਈ ਮੰਤਰੀ ਡਾ. ਹਰਸ਼ ਵਰਧਨ ਤੇ ਕੇਂਦਰੀ ਆਯੁਸ਼ ਰਾਜ ਮੰਤਰੀ (ਸੁਤੰਤਰ ਚਾਰਜ) ਸ਼੍ਰੀ ਸ਼੍ਰੀਪਦ ਯੈਸੋ
ਨਾਇਕ ਨੇ 6 ਅਕਤੂਬਰ, 2020 ਨੂੰ ਜਾਰੀ ਕੀਤਾ ਸੀ। ਇਸ ਤੋਂ ਇਲਾਵਾ ਭਾਰਤ ਸਰਕਾਰ ਨੇ ਕੋਵਿਡ ਤੋਂ ਬਾਅਦ ਪ੍ਰਬੰਧਨ ਪ੍ਰੋਟੋਕੋਲ ਜਾਰੀ
ਕੀਤਾ, ਜਿਸ ਵਿੱਚ ਆਯੁਰਵੇਦ ਤੇ ਯੋਗ ਉਪਾਵਾਂ ਨੂੰ ਵੀ ਸ਼ਾਮਲ ਕੀਤਾ ਗਿਆ ਹੈ।
(ਲੇਖਕ: ਸਕੱਤਰ, ਆਯੁਸ਼ ਮੰਤਰਾਲਾ, ਭਾਰਤ ਸਰਕਾਰ)
Share This Article Facebook
What do you think?
ADVT